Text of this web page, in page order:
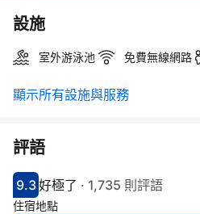
設施
室外游泳池 免費無線網路
顯示所有設施與服務
評語
分數9.3分
9.3
評比好極了
好極了 · 1,735 則評語
住宿地點